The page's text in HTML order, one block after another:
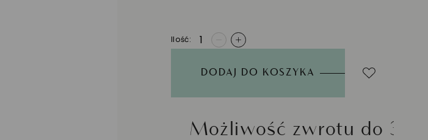
Ilość +
DODAJ DO KOSZYKA
Możliwość zwrotu do 30 dni